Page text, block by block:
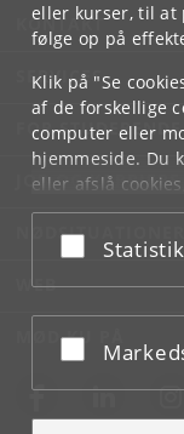
eller kurser, til at
følge op på
Klik på "Se
af de forskellige
computer eller
hjemmeside. Du
eller afslå
underCookie-
bunden af hver
Acceptér
Statistik
Acceptér
KONTAKT
SERVICES
FOR
JOB OG KARRIERE
NØDSITUATIONER
WEB
MØD KU PÅ